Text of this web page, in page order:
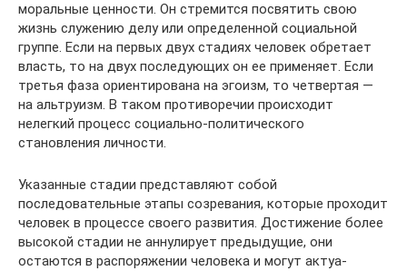
моральные ценности. Он стремится посвятить свою
жизнь служению делу или определенной социальной
группе. Если на первых двух стадиях человек обретает
власть, то на двух последующих он ее применяет. Если
третья фаза ориентирована на эгоизм, то четвертая —
на альтруизм. В таком противоречии происходит
нелегкий процесс социально-политического
становления личности.
Указанные стадии представляют собой
последовательные этапы созревания, которые проходит
человек в процессе своего развития. Достижение более
высокой стадии не аннулирует предыдущие, они
остаются в распоряжении человека и могут актуа-